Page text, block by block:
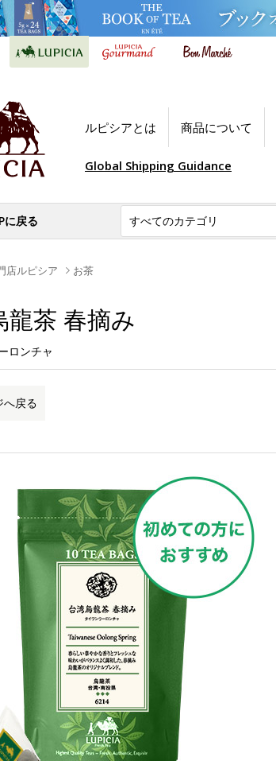
ルピシアとは 商品について
Global Shipping Guidance
に戻る
店ルピシア お茶
龍茶 春摘み
ロンチャ
へ戻る